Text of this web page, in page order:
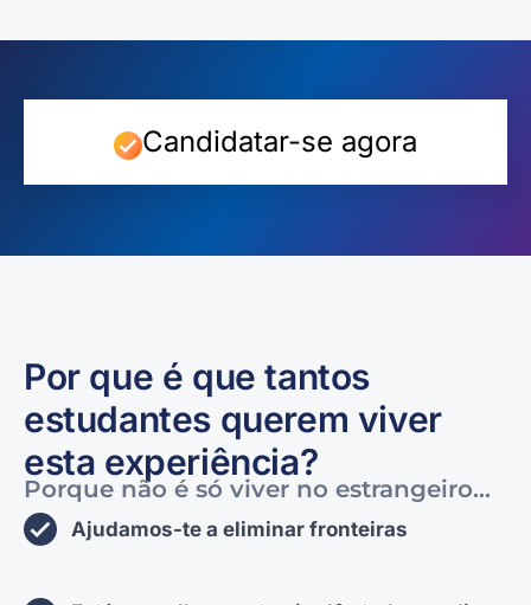
Candidatar-se agora
Por que é que tantos
estudantes querem viver
esta experiência?
Porque não é só viver no estrangeiro…
Ajudamos-te a eliminar fronteiras